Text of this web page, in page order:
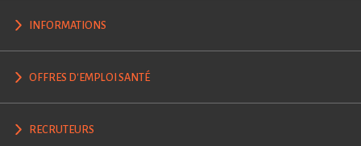
INFORMATIONS
OFFRES D'EMPLOI SANTÉ
RECRUTEURS